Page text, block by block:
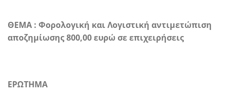
ΘΕΜΑ : Φορολογική και Λογιστική αντιμετώπιση
αποζημίωσης 800,00 ευρώ σε επιχειρήσεις
ΕΡΩΤΗΜΑ